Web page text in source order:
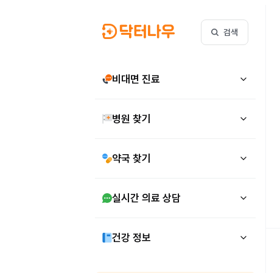
검색
비대면 진료
병원 찾기
약국 찾기
실시간 의료 상담
건강 정보